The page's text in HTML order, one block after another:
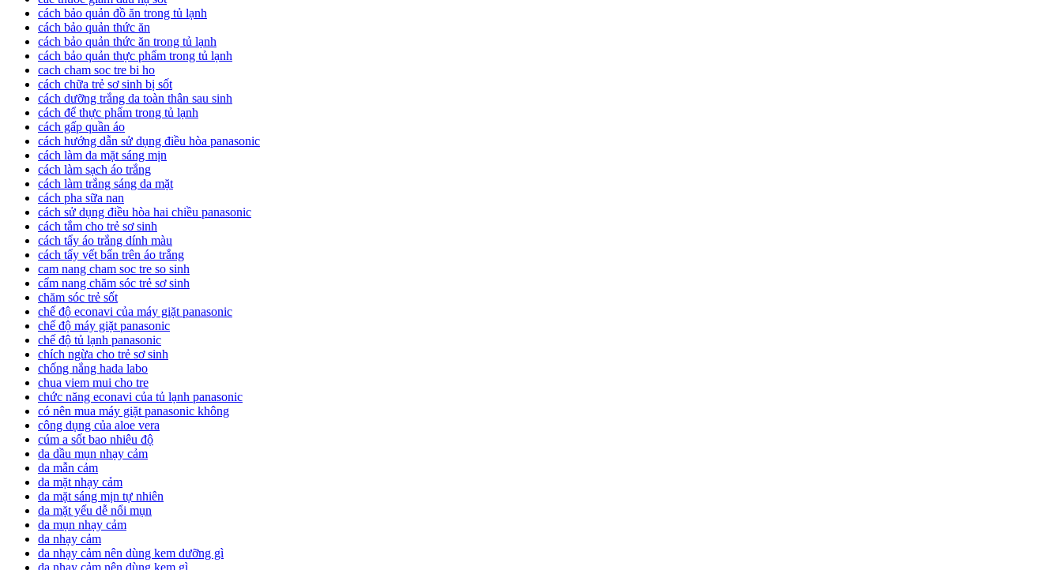
cách bảo quản đồ ăn trong tủ lạnh
cách bảo quản thức ăn
cách bảo quản thức ăn trong tủ lạnh
cách bảo quản thực phẩm trong tủ lạnh
cach cham soc tre bi ho
cách chữa trẻ sơ sinh bị sốt
cách dưỡng trắng da toàn thân sau sinh
cách để thực phẩm trong tủ lạnh
cách gấp quần áo
cách hướng dẫn sử dụng điều hòa panasonic
cách làm da mặt sáng mịn
cách làm sạch áo trắng
cách làm trắng sáng da mặt
cách pha sữa nan
cách sử dụng điều hòa hai chiều panasonic
cách tắm cho trẻ sơ sinh
cách tẩy áo trắng dính màu
cách tẩy vết bẩn trên áo trắng
cam nang cham soc tre so sinh
cẩm nang chăm sóc trẻ sơ sinh
chăm sóc trẻ sốt
chế độ econavi của máy giặt panasonic
chế độ máy giặt panasonic
chế độ tủ lạnh panasonic
chích ngừa cho trẻ sơ sinh
chống nắng hada labo
chua viem mui cho tre
chức năng econavi của tủ lạnh panasonic
có nên mua máy giặt panasonic không
công dụng của aloe vera
cúm a sốt bao nhiêu độ
da dầu mụn nhạy cảm
da mẫn cảm
da mặt nhạy cảm
da mặt sáng mịn tự nhiên
da mặt yếu dễ nổi mụn
da mụn nhạy cảm
da nhạy cảm
da nhạy cảm nên dùng kem dưỡng gì
da nhạy cảm nên dùng kem gì